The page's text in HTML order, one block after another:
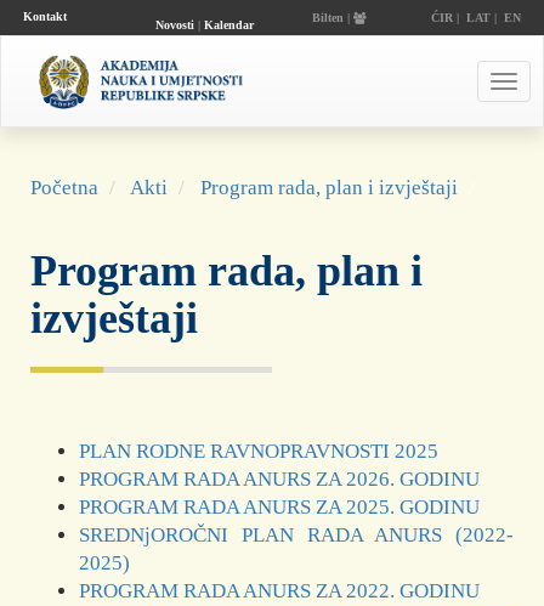
Kontakt
Novosti| Kalendar
Bilten | ĆIR | LAT| EN
Početna Akti Program rada, plan i izvještaji
Program rada, plan i
izvještaji
PLAN RODNE RAVNOPRAVNOSTI 2025
PROGRAM RADA ANURS ZA 2026. GODINU
PROGRAM RADA ANURS ZA 2025. GODINU
SREDNjOROČNI PLAN RADA ANURS (2022-
2025)
PROGRAM RADA ANURS ZA 2022. GODINU